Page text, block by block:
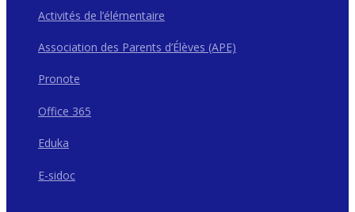
Activités de l’élémentaire
Association des Parents d’Élèves (APE)
Pronote
Office 365
Eduka
E-sidoc